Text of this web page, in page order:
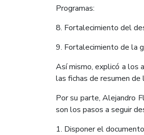
Programas:
8. Fortalecimiento del
9. Fortalecimiento de la
Así mismo, explicó a los
las fichas de resumen
Por su parte, Alejandro
son los pasos a seguir
1. Disponer el